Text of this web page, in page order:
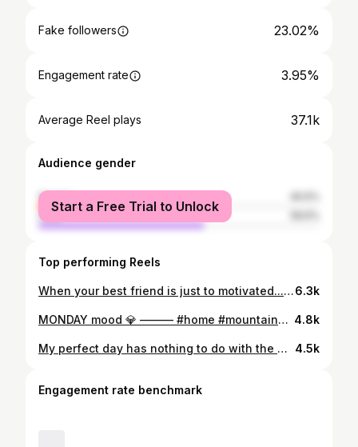
Fake followers 23.02%
Engagement rate 3.95%
Average Reel plays 37.1k
Audience gender
female
male
Start a Free Trial to Unlock
Top performing Reels
When your best friend is just to motivated...😂🙈 Danke Buddy 💗#buddyfail #dogsofinstagram #schneeliebe6.3k
MONDAY mood 💎 ——— #home #mountains #mountainmonday #love #happy #buddy #dog #partnerincrime 4.8k
My perfect day has nothing to do with the weather or what I'm doing. My perfect day is whenever I'm with you.🤍 - #home #buddy #myboy #love #skimo #outdoor #feelfree #sunday #skitouring #snowing 4.5k
Engagement rate benchmark